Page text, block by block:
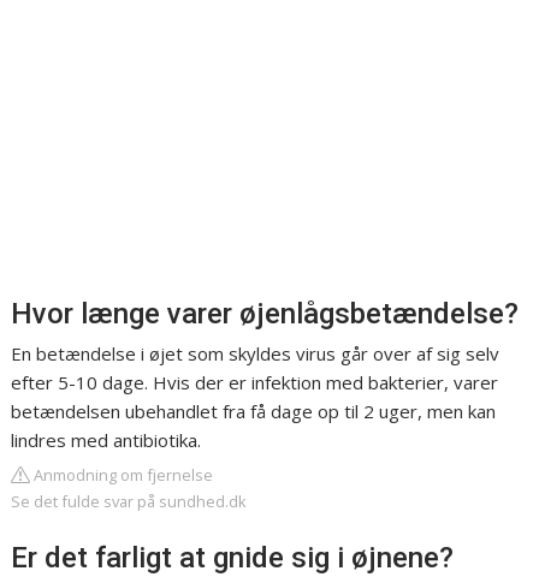
Hvor længe varer øjenlågsbetændelse?
En betændelse i øjet som skyldes virus går over af sig selv
efter 5-10 dage. Hvis der er infektion med bakterier, varer
betændelsen ubehandlet fra få dage op til 2 uger, men kan
lindres med antibiotika.
Anmodning om fjernelse
Se det fulde svar på sundhed.dk
Er det farligt at gnide sig i øjnene?